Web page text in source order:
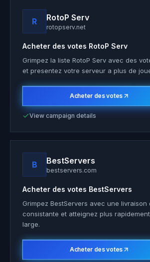
R RotoP Serv
rotopserv.net
Acheter des votes RotoP Serv
Grimpez la liste RotoP Serv avec des
et presentez votre serveur a plus de
Acheter des votes
View campaign details
B BestServers
bestservers.com
Acheter des votes BestServers
Grimpez BestServers avec une
consistante et atteignez plus
large.
Acheter des votes